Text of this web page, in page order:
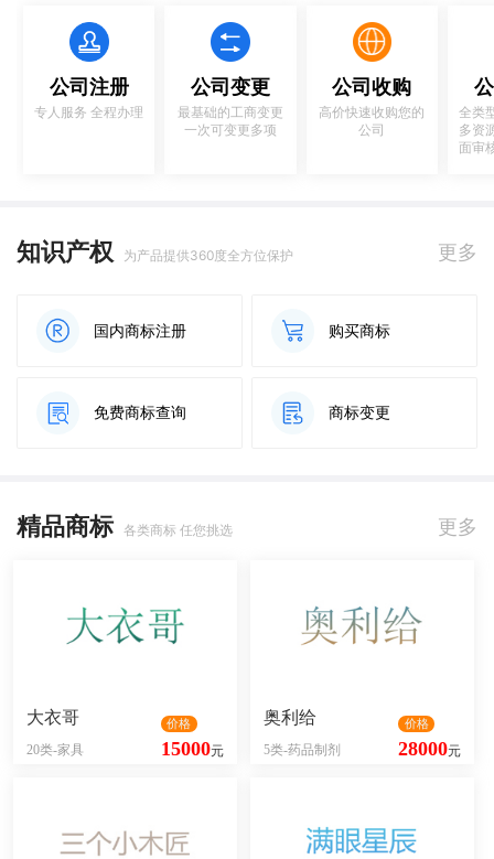
公司注册
专人服务 全程办理
公司变更
最基础的工商变更
一次可变更多项
公司收购
高价快速收购您的
公司
全类
多资
面审
知识产权 为产品提供360度全方位保护 更多
国内商标注册 购买商标
免费商标查询 商标变更
精品商标 各类商标 任您挑选 更多
大衣哥
20类-家具 15000元
价格 奥利给
5类-药品制剂 28000元
价格